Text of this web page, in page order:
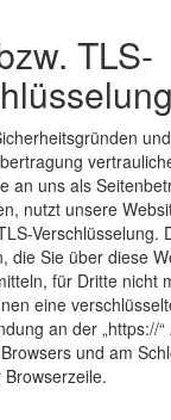
TLS-
an uns als
nutzt unsere
Verschlüsselung.
die Sie über diese
für Dritte nicht
eine
an der „https://
und am
Browserzeile.